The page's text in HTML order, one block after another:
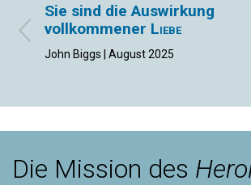
Sie sind die Auswirkung
vollkommener Liebe
John Biggs | August 2025
Die Mission des